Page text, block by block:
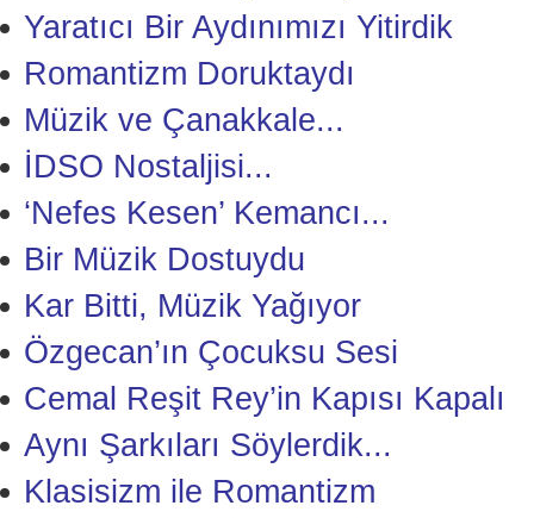
Yaratıcı Bir Aydınımızı Yitirdik
Romantizm Doruktaydı
Müzik ve Çanakkale...
İDSO Nostaljisi...
‘Nefes Kesen’ Kemancı...
Bir Müzik Dostuydu
Kar Bitti, Müzik Yağıyor
Özgecan’ın Çocuksu Sesi
Cemal Reşit Rey’in Kapısı Kapalı
Aynı Şarkıları Söylerdik...
Klasisizm ile Romantizm